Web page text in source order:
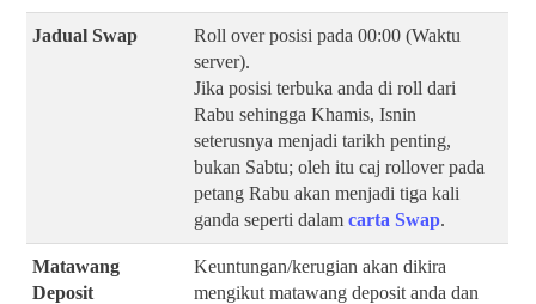
Jadual Swap
Roll over posisi pada 00:00 (Waktu
server).
Jika posisi terbuka anda di roll dari
Rabu sehingga Khamis, Isnin
seterusnya menjadi tarikh penting,
bukan Sabtu; oleh itu caj rollover pada
petang Rabu akan menjadi tiga kali
ganda seperti dalamcarta Swap.
Matawang
Deposit
Keuntungan/kerugian akan dikira
mengikut matawang deposit anda dan